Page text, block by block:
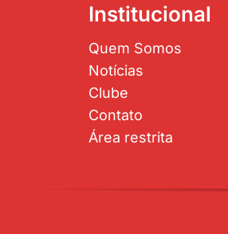
Institucional
Quem Somos
Notícias
Clube
Contato
Área restrita